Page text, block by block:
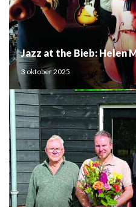
Jazz at the Bieb: Helen
3 oktober 2025